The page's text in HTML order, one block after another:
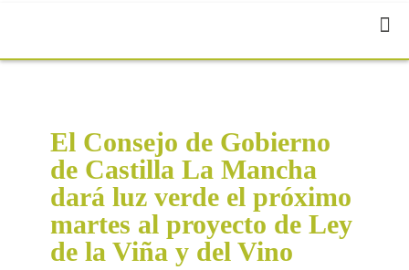
El Consejo de Gobierno
de Castilla La Mancha
dará luz verde el próximo
martes al proyecto de Ley
de la Viña y del Vino